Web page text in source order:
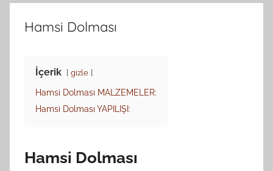
ve
Rehber
İçerikleriHamsi Dolması
İçerik gizle
Hamsi Dolması MALZEMELER:
Hamsi Dolması YAPILIŞI:
Hamsi Dolması